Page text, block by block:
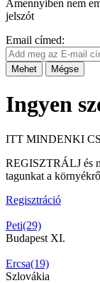
Amennyiben nem
jelszót
Email címed:
Mehet Mégse
Ingyen
ITT MINDENKI
REGISZTRÁLJ és
tagunkat a
Regisztráció
Peti(29)
Budapest XI.
Ercsa(19)
Szlovákia